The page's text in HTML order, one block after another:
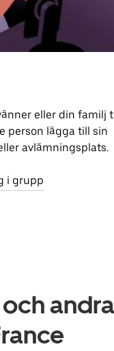
eller din familj
person lägga till sin
avlämningsplats.
i grupp